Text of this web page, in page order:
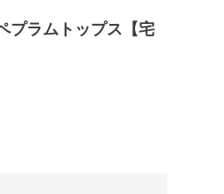
プラムトップス【宅